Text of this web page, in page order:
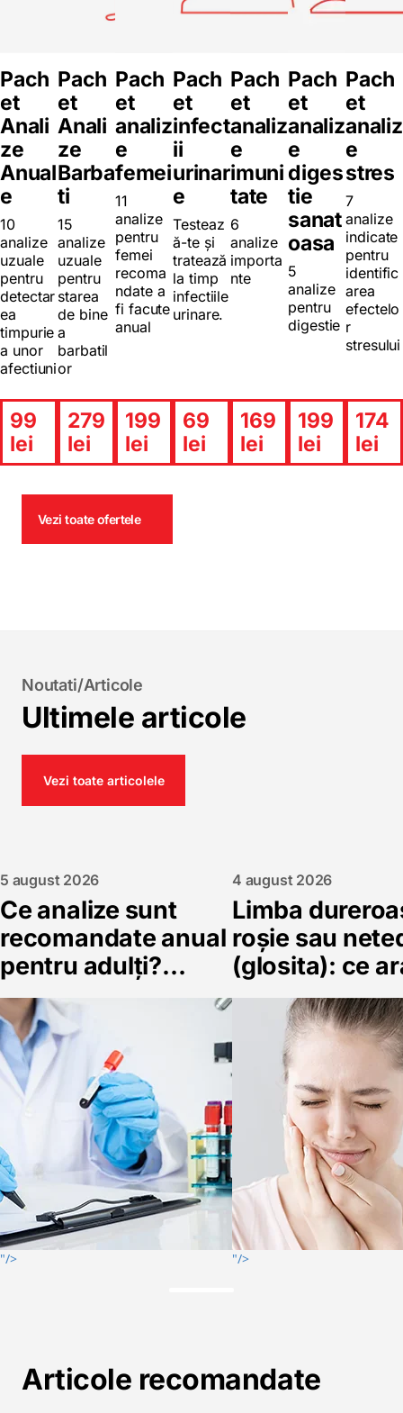
Pach
et
Anali
ze
Anual
e
10
analize
uzuale
pentru
detectar
ea
timpurie
a unor
afectiuni
99
lei
Pach
et
Anali
ze
Barba
ti
15
analize
uzuale
pentru
starea
de bine
a
barbatil
or
279
lei
Pach
et
analiz
e
femei
11
analize
pentru
femei
recoma
ndate a
fi facute
anual
199
lei
Pach
et
infect
ii
urinar
e
Testeaz
ă-te și
tratează
la timp
infectiile
urinare.
69
lei
Pach
et
analiz
e
imuni
tate
6
analize
importa
nte
169
lei
Pach
et
analiz
e
diges
tie
sanat
oasa
5
analize
pentru
digestie
199
lei
Pach
et
analiz
e
stres
7
analize
indicate
pentru
identific
area
efectelo
r
stresului
174
lei
Vezi toate ofertele
Noutati/Articole
Ultimele articole
Vezi toate articolele
5 august 2026
Ce analize sunt
recomandate anual
pentru adulți?
Ghidul complet al
controlului
preventiv
"/>
4 august 2026
Limba
roșie sau
(glosita): ce
deficitele de
acid folic și
"/>
Articole recomandate